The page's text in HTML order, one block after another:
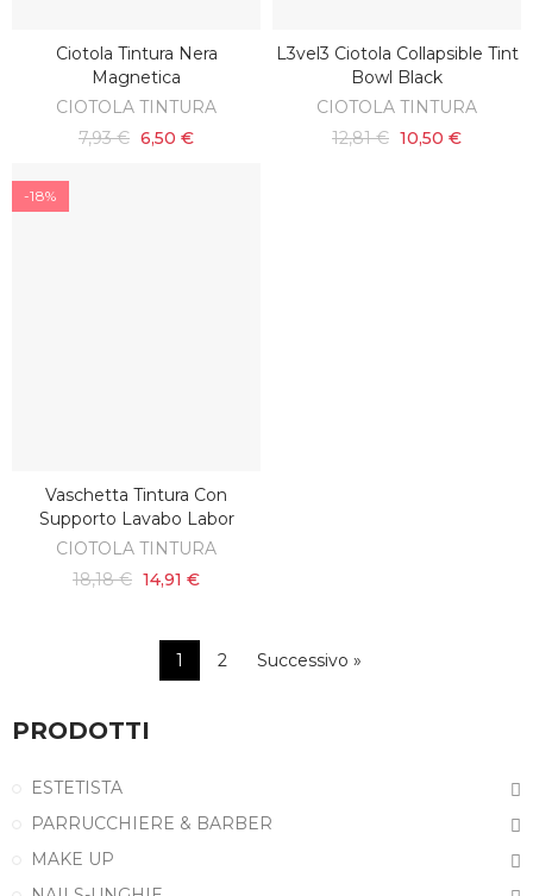
SCOPRI
Ciotola Tintura Nera
Magnetica
CIOTOLA TINTURA
7,93 € 6,50 €
AGGIUNGI AL CARRELLO
L3vel3 Ciotola Collapsible Tint
Bowl Black
CIOTOLA TINTURA
12,81 € 10,50 €
-18%
AGGIUNGI AL CARRELLO
Vaschetta Tintura Con
Supporto Lavabo Labor
CIOTOLA TINTURA
18,18 € 14,91 €
1 2 Successivo »
PRODOTTI
ESTETISTA
PARRUCCHIERE & BARBER
MAKE UP